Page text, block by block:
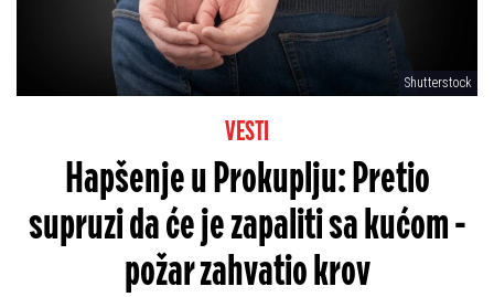
Shutterstock
VESTI
Hapšenje u Prokuplju: Pretio
supruzi da će je zapaliti sa kućom -
požar zahvatio krov